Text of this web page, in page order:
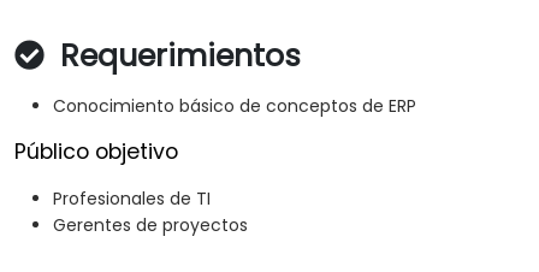
Requerimientos
Conocimiento básico de conceptos de ERP
Público objetivo
Profesionales de TI
Gerentes de proyectos